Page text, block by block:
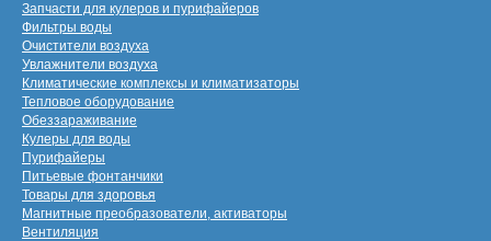
Запчасти для кулеров и пурифайеров
Фильтры воды
Очистители воздуха
Увлажнители воздуха
Климатические комплексы и климатизаторы
Тепловое оборудование
Обеззараживание
Кулеры для воды
Пурифайеры
Питьевые фонтанчики
Товары для здоровья
Магнитные преобразователи, активаторы
Вентиляция